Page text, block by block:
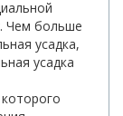
Чем больше
усадка,
усадка